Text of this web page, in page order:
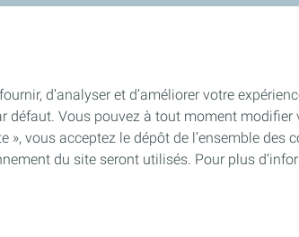
d’analyser et d’améliorer votre
défaut. Vous pouvez à tout moment
», vous acceptez le dépôt de l’ensemble
du site seront utilisés. Pour plus